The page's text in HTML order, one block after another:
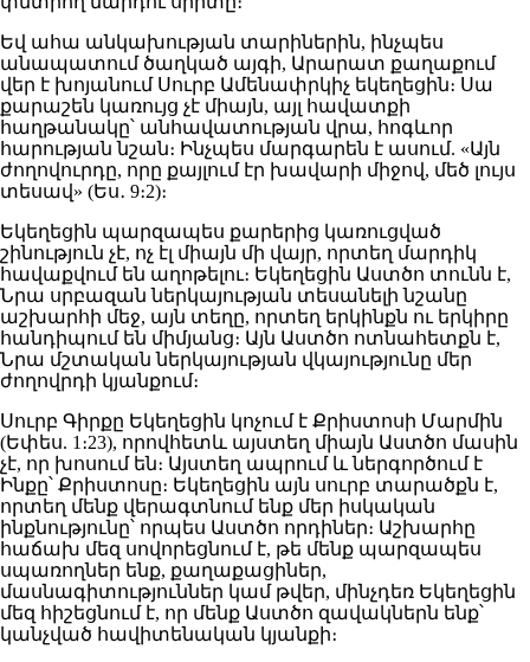
Եվ ահա անկախության տարիներին, ինչպես
անապատում ծաղկած այգի, Արարատ քաղաքում
վեր է խոյանում Սուրբ Ամենափրկիչ եկեղեցին։ Սա
քարաշեն կառույց չէ միայն, այլ հավատքի
հաղթանակը՝ անհավատության վրա, հոգևոր
հարության նշան։ Ինչպես մարգարեն է ասում. «Այն
ժողովուրդը, որը քայլում էր խավարի միջով, մեծ լույս
տեսավ» (Ես․ 9։2)։
Եկեղեցին պարզապես քարերից կառուցված
շինություն չէ, ոչ էլ միայն մի վայր, որտեղ մարդիկ
հավաքվում են աղոթելու։ Եկեղեցին Աստծո տունն է,
Նրա սրբազան ներկայության տեսանելի նշանը
աշխարհի մեջ, այն տեղը, որտեղ երկինքն ու երկիրը
հանդիպում են միմյանց։ Այն Աստծո ոտնահետքն է,
Նրա մշտական ներկայության վկայությունը մեր
ժողովրդի կյանքում։
Սուրբ Գիրքը Եկեղեցին կոչում է Քրիստոսի Մարմին
(Եփես. 1։23), որովհետև այստեղ միայն Աստծո մասին
չէ, որ խոսում են։ Այստեղ ապրում և ներգործում է
Ինքը՝ Քրիստոսը։ Եկեղեցին այն սուրբ տարածքն է,
որտեղ մենք վերագտնում ենք մեր իսկական
ինքնությունը՝ որպես Աստծո որդիներ։ Աշխարհը
հաճախ մեզ սովորեցնում է, թե մենք պարզապես
սպառողներ ենք, քաղաքացիներ,
մասնագիտություններ կամ թվեր, մինչդեռ Եկեղեցին
մեզ հիշեցնում է, որ մենք Աստծո զավակներն ենք՝
կանչված հավիտենական կյանքի։